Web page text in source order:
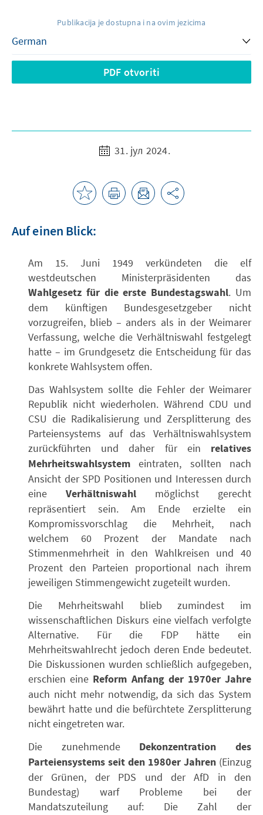
Publikacija je dostupna i na ovim jezicima
PDF otvoriti
31. јул 2024.
Auf einen Blick:
Am 15. Juni 1949 verkündeten die elf
westdeutschen Ministerpräsidenten das
Wahlgesetz für die erste Bundestagswahl. Um
dem künftigen Bundesgesetzgeber nicht
vorzugreifen, blieb – anders als in der Weimarer
Verfassung, welche die Verhältniswahl festgelegt
hatte – im Grundgesetz die Entscheidung für das
konkrete Wahlsystem offen.
Das Wahlsystem sollte die Fehler der Weimarer
Republik nicht wiederholen. Während CDU und
CSU die Radikalisierung und Zersplitterung des
Parteiensystems auf das Verhältniswahlsystem
zurückführten und daher für ein relatives
Mehrheitswahlsystem eintraten, sollten nach
Ansicht der SPD Positionen und Interessen durch
eine Verhältniswahl möglichst gerecht
repräsentiert sein. Am Ende erzielte ein
Kompromissvorschlag die Mehrheit, nach
welchem 60 Prozent der Mandate nach
Stimmenmehrheit in den Wahlkreisen und 40
Prozent den Parteien proportional nach ihrem
jeweiligen Stimmengewicht zugeteilt wurden.
Die Mehrheitswahl blieb zumindest im
wissenschaftlichen Diskurs eine vielfach verfolgte
Alternative. Für die FDP hätte ein
Mehrheitswahlrecht jedoch deren Ende bedeutet.
Die Diskussionen wurden schließlich aufgegeben,
erschien eine Reform Anfang der 1970er Jahre
auch nicht mehr notwendig, da sich das System
bewährt hatte und die befürchtete Zersplitterung
nicht eingetreten war.
Die zunehmende Dekonzentration des
Parteiensystems seit den 1980er Jahren (Einzug
der Grünen, der PDS und der AfD in den
Bundestag) warf Probleme bei der
Mandatszuteilung auf: Die Zahl der